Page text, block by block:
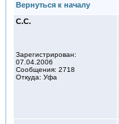
Вернуться к началу
С.С.
Зарегистрирован:
07.04.2006
Сообщения: 2718
Откуда: Уфа